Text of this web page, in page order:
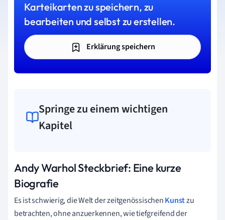
Karteikarten zu speichern, zu
bearbeiten und selbst zu erstellen.
Erklärung speichern
Springe zu einem wichtigen
Kapitel
Andy Warhol Steckbrief: Eine kurze
Biografie
Es ist schwierig, die Welt der zeitgenössischenKunstzu
betrachten, ohne anzuerkennen, wie tiefgreifend der